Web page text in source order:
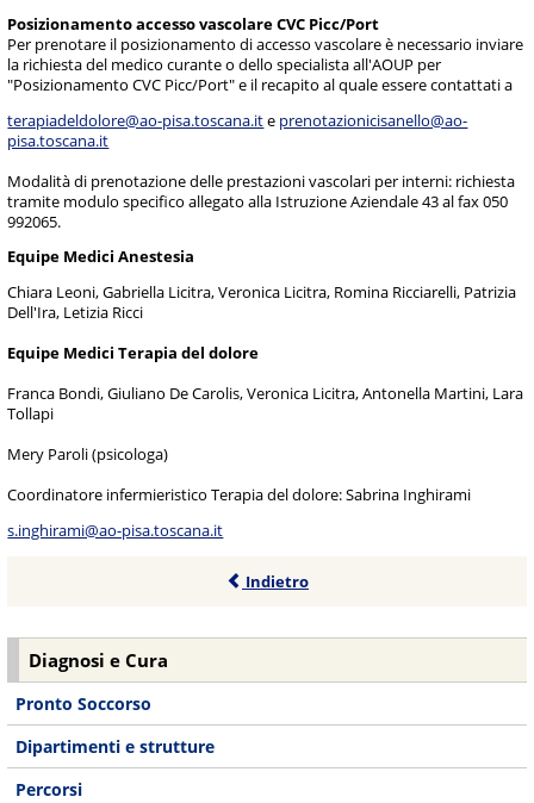
Posizionamento accesso vascolare CVC Picc/Port
Per prenotare il posizionamento di accesso vascolare è necessario inviare
la richiestadel medico curante o dello specialista all'AOUP per
"Posizionamento CVC Picc/Port" e il recapito al quale essere contattatia
terapiadeldolore@ao-pisa.toscana.ite prenotazionicisanello@ao-
pisa.toscana.it
Modalità di prenotazione delle prestazioni vascolari per interni: richiesta
tramite modulo specifico allegato alla Istruzione Aziendale 43 al fax 050
992065.
Equipe Medici Anestesia
Chiara Leoni, Gabriella Licitra, Veronica Licitra, Romina Ricciarelli, Patrizia
Dell'Ira, Letizia Ricci
Equipe Medici Terapia del dolore
Franca Bondi, Giuliano De Carolis, Veronica Licitra, Antonella Martini, Lara
Tollapi
Mery Paroli (psicologa)
Coordinatore infermieristico Terapia del dolore: Sabrina Inghirami
s.inghirami@ao-pisa.toscana.it
Indietro
Diagnosi e Cura
Pronto Soccorso
Dipartimenti e strutture
Percorsi